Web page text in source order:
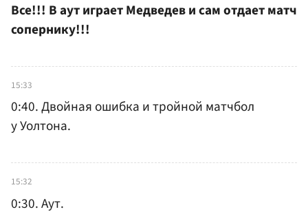
Все!!! В аут играет Медведев и сам отдает матч
сопернику!!!
15:33
0:40. Двойная ошибка и тройной матчбол
у Уолтона.
15:32
0:30. Аут.